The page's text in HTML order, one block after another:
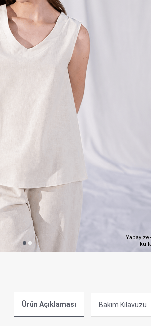
Yapay
Ürün Açıklaması Bakım Kılavuzu